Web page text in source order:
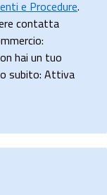
e Procedure.
contatta
hai un tuo
subito: Attiva